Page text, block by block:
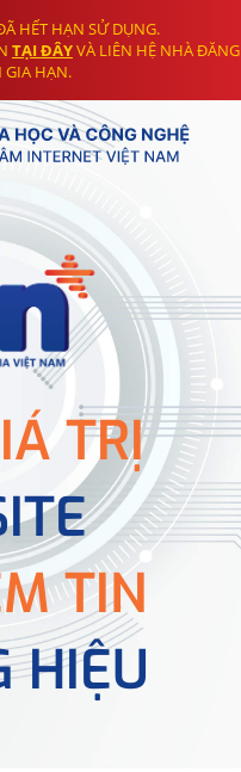
HẾT HẠN SỬ DỤNG.
TẠI ĐÂYVÀ LIÊN HỆ NHÀ ĐĂNG
GIA HẠN.
TRỊ
TIN
HIỆU